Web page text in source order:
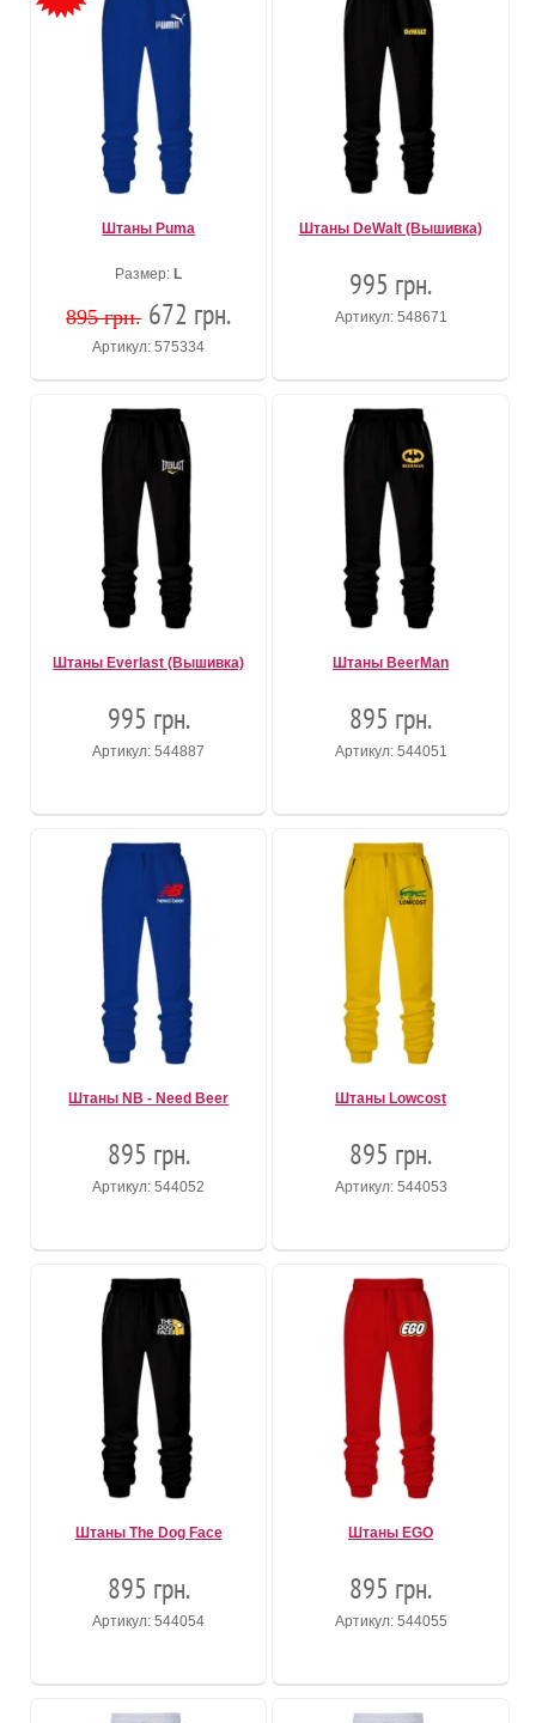
Штаны Puma
Размер:L
895 грн. 672 грн.
Артикул: 575334
Штаны DeWalt (Вышивка)
995 грн.
Артикул: 548671
Штаны Everlast (Вышивка)
995 грн.
Артикул: 544887
Штаны BeerMan
895 грн.
Артикул: 544051
Штаны NB - Need Beer
895 грн.
Артикул: 544052
Штаны Lowcost
895 грн.
Артикул: 544053
Штаны The Dog Face
895 грн.
Артикул: 544054
Штаны EGO
895 грн.
Артикул: 544055